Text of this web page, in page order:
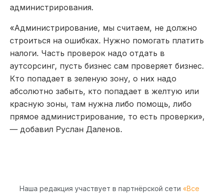
администрирования.
«Администрирование, мы считаем, не должно
строиться на ошибках. Нужно помогать платить
налоги. Часть проверок надо отдать в
аутсорсинг, пусть бизнес сам проверяет бизнес.
Кто попадает в зеленую зону, о них надо
абсолютно забыть, кто попадает в желтую или
красную зоны, там нужна либо помощь, либо
прямое администрирование, то есть проверки»,
— добавил Руслан Даленов.
Наша редакция участвует в партнёрской сети «Все